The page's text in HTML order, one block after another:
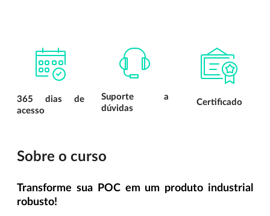
365 dias de
acesso
Suporte a
dúvidas
Certificado
Sobre o curso
Transforme sua POC em um produto industrial
robusto!